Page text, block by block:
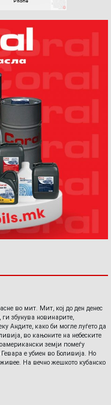
во мит. Мит, кој до ден денес
ги збунува новинарите,
Андите, како би могле луѓето да
во кањоните на небеските
земји помеѓу
е убиен во Боливија. Но
На вечно жешкото кубанско